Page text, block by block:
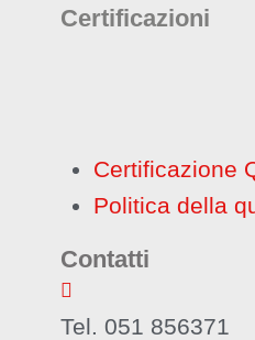
Certificazioni
Certificazione
Politica della
Contatti
Tel. 051 856371